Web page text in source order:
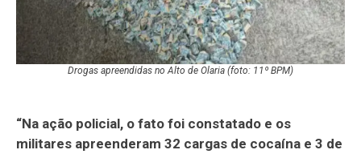
Drogas apreendidas no Alto de Olaria (foto: 11º BPM)
“Na ação policial, o fato foi constatado e os
militares apreenderam 32 cargas de cocaína e 3 de